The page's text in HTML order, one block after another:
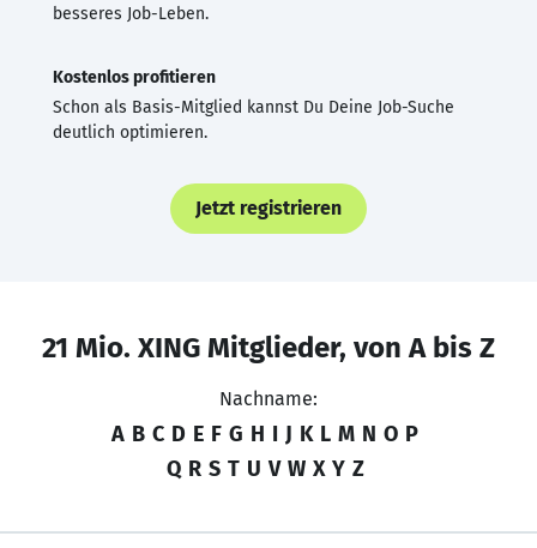
besseres Job-Leben.
Kostenlos profitieren
Schon als Basis-Mitglied kannst Du Deine Job-Suche
deutlich optimieren.
Jetzt registrieren
21 Mio. XING Mitglieder, von A bis Z
Nachname:
A B C D E F G H I J K L M N O P
Q R S T U V W X Y Z